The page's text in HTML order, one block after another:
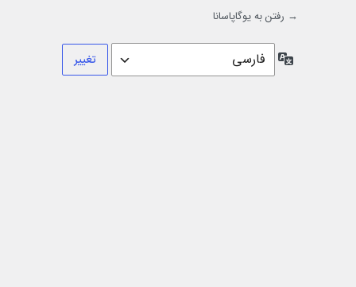
→ رفتن به یوگاپاسانا
زبان